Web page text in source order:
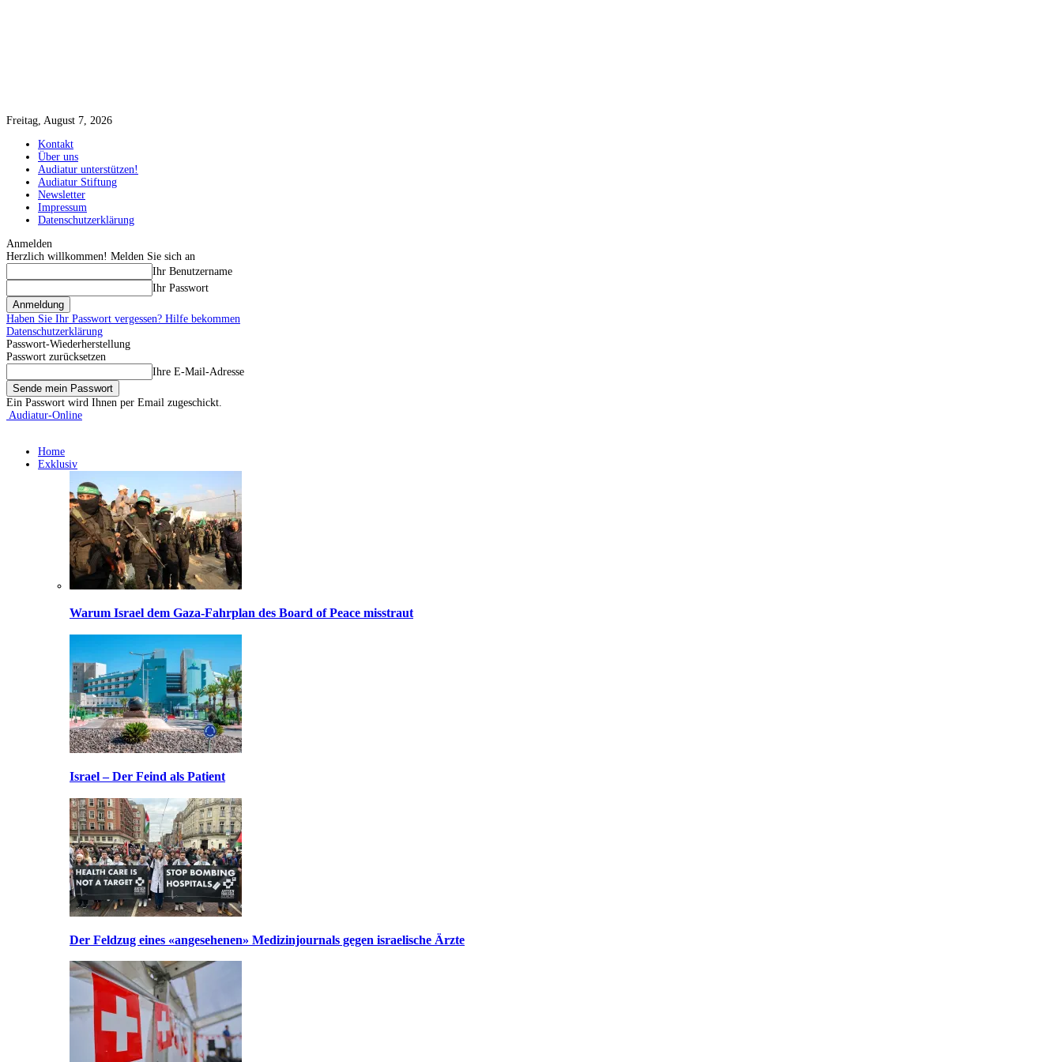
Freitag, August 7, 2026
Kontakt
Über uns
Audiatur unterstützen!
Audiatur Stiftung
Newsletter
Impressum
Datenschutzerklärung
Anmelden
Herzlich willkommen! Melden Sie sich an
Ihr Benutzername
Ihr Passwort
Haben Sie Ihr Passwort vergessen? Hilfe bekommen
Datenschutzerklärung
Passwort-Wiederherstellung
Passwort zurücksetzen
Ihre E-Mail-Adresse
Ein Passwort wird Ihnen per Email zugeschickt.
Audiatur-Online
Home
Exklusiv
Warum Israel dem Gaza-Fahrplan des Board of Peace misstraut
Israel – Der Feind als Patient
Der Feldzug eines «angesehenen» Medizinjournals gegen israelische Ärzte